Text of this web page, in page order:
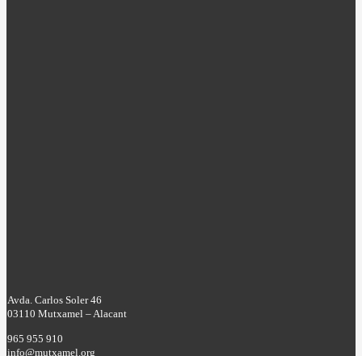
Avda. Carlos Soler 46
03110 Mutxamel – Alacant
965 955 910
info@mutxamel.org